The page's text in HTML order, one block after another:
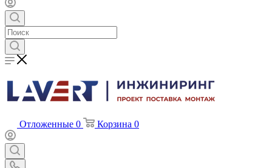
Отложенные 0 Корзина 0